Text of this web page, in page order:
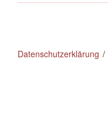
Datenschutzerklärung